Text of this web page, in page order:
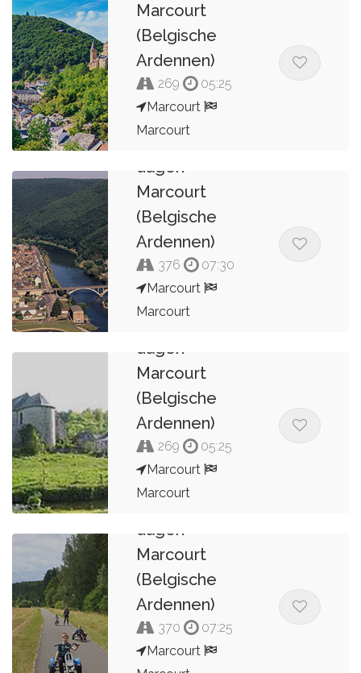
Marcourt
(Belgische
Ardennen)
269
05:25
Marcourt
Marcourt
Kees van de Pol
dagen
Marcourt
(Belgische
Ardennen)
376
07:30
Marcourt
Marcourt
Kees van de Pol
dagen
Marcourt
(Belgische
Ardennen)
269
05:25
Marcourt
Marcourt
Kees van de Pol
dagen
Marcourt
(Belgische
Ardennen)
370
07:25
Marcourt